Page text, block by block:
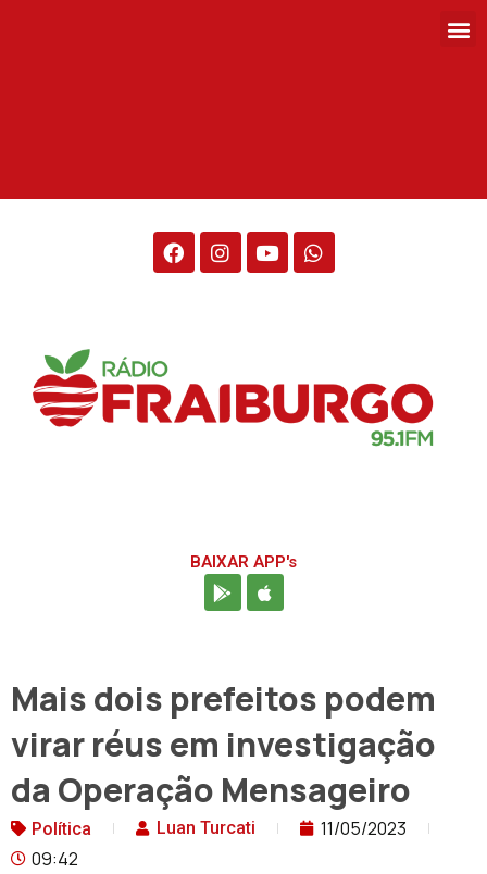
BAIXAR APP's
Mais dois prefeitos podem
virar réus em investigação
da Operação Mensageiro
Política Luan Turcati
11/05/2023
09:42